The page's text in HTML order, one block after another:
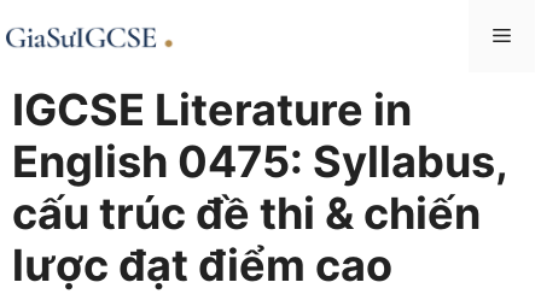
to
IGCSE Literature in
English 0475: Syllabus,
cấu trúc đề thi & chiến
lược đạt điểm cao